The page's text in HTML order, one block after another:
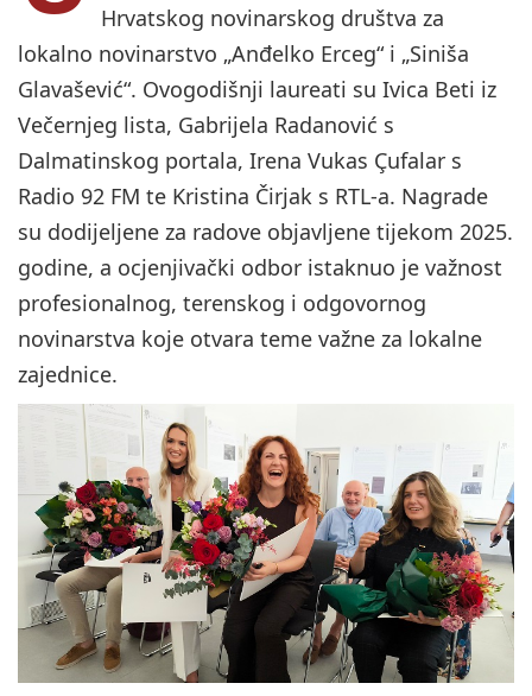
Hrvatskog novinarskog društva za
lokalno novinarstvo „Anđelko Erceg“ i „Siniša
Glavašević“. Ovogodišnji laureati su Ivica Beti iz
Večernjeg lista, Gabrijela Radanović s
Dalmatinskog portala, Irena Vukas Çufalar s
Radio 92 FM te Kristina Čirjak s RTL-a. Nagrade
su dodijeljene za radove objavljene tijekom 2025.
godine, a ocjenjivački odbor istaknuo je važnost
profesionalnog, terenskog i odgovornog
novinarstva koje otvara teme važne za lokalne
zajednice.